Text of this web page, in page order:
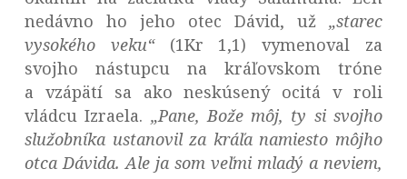
nedávno ho jeho otec Dávid, už„starec
vysokého veku“(1Kr 1,1) vymenoval za
svojho nástupcu na kráľovskom tróne
a vzápätí sa ako neskúsený ocitá v roli
vládcu Izraela. „Pane, Bože môj, ty si svojho
služobníka ustanovil za kráľa namiesto môjho
otca Dávida. Ale ja som veľmi mladý a neviem,